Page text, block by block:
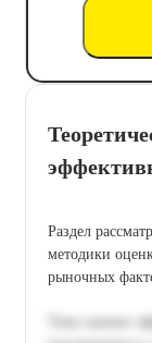
Раздел
методики
рыночных